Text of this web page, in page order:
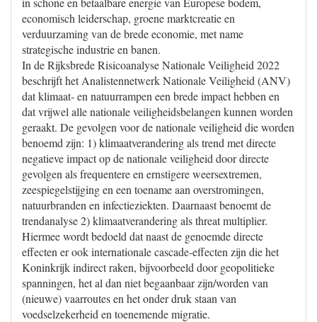
economisch leiderschap, groene marktcreatie en
verduurzaming van de brede economie, met name
strategische industrie en banen.
In de Rijksbrede Risicoanalyse Nationale Veiligheid 2022
beschrijft het Analistennetwerk Nationale Veiligheid (ANV)
dat klimaat- en natuurrampen een brede impact hebben en
dat vrijwel alle nationale veiligheidsbelangen kunnen worden
geraakt. De gevolgen voor de nationale veiligheid die worden
benoemd zijn: 1) klimaatverandering als trend met directe
negatieve impact op de nationale veiligheid door directe
gevolgen als frequentere en ernstigere weersextremen,
zeespiegelstijging en een toename aan overstromingen,
natuurbranden en infectieziekten. Daarnaast benoemt de
trendanalyse 2) klimaatverandering als threat multiplier.
Hiermee wordt bedoeld dat naast de genoemde directe
effecten er ook internationale cascade-effecten zijn die het
Koninkrijk indirect raken, bijvoorbeeld door geopolitieke
spanningen, het al dan niet begaanbaar zijn/worden van
(nieuwe) vaarroutes en het onder druk staan van
voedselzekerheid en toenemende migratie.